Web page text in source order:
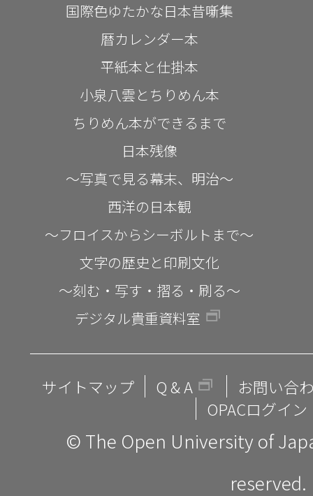
国際色ゆたかな日本昔噺集
暦カレンダー本
平紙本と仕掛本
小泉八雲とちりめん本
ちりめん本ができるまで
日本残像
～写真で見る幕末、明治～
西洋の日本観
～フロイスからシーボルトまで～
文字の歴史と印刷文化
～刻む・写す・摺る・刷る～
デジタル貴重資料室
サイトマップ Q & A
お問い合
OPACログイン
© The Open University of
reserved.